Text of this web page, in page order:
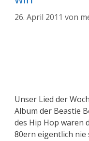
26. April 2011 von
Unser Lied der
Album der Beastie
des Hip Hop waren
80ern eigentlich nie